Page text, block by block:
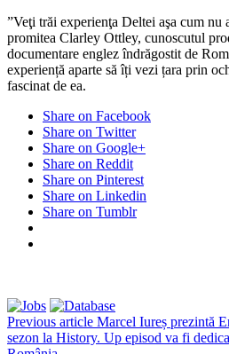
”Veţi trăi experienţa Deltei aşa cum nu
promitea Clarley Ottley, cunoscutul
documentare englez îndrăgostit de
experiență aparte să îți vezi țara prin
fascinat de ea.
Share on Facebook
Share on Twitter
Share on Google+
Share on Reddit
Share on Pinterest
Share on Linkedin
Share on Tumblr
Previous article Marcel Iureș prezintă
sezon la History. Up episod va fi